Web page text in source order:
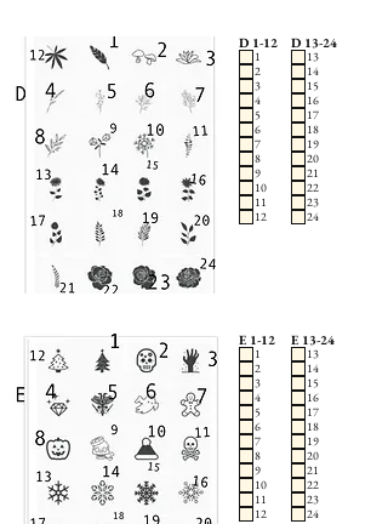
D 1-12
1
2
3
4
5
6
7
8
9
10
11
12
D 13-24
13
14
15
16
17
18
19
20
21
22
23
24
E 1-12
1
2
3
4
5
6
7
8
9
10
11
12
E 13-24
13
14
15
16
17
18
19
20
21
22
23
24